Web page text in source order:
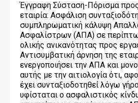
Έγγραφη Σύσταση-Πόρισμα
εταιρία: Ασφάλιση
συμπληρωματική κάλυψη
Ασφαλίστρων (ΑΠΑ) σε
ολικής ανικανότητας προς
Αντισυμβατική άρνηση της
ενεργοποιήσει την ΑΠΑ και
αυτής με την αιτιολογία ότι,
έχει συνταξιοδοτηθεί λόγω
υφίσταται ο ασφαλιστικός